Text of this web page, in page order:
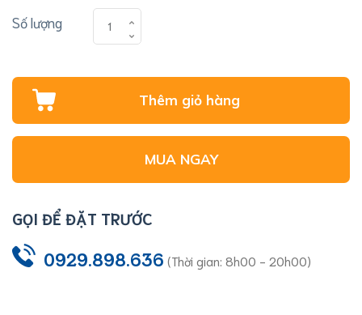
Số lượng
Thêm giỏ hàng
MUA NGAY
GỌI ĐỂ ĐẶT TRƯỚC
0929.898.636 (Thời gian: 8h00 - 20h00)